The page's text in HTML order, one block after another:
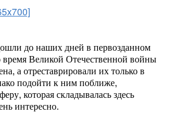
до наших дней в первозданном
Великой Отечественной войны
а отреставрировали их только в
подойти к ним поближе,
которая складывалась здесь
интересно.